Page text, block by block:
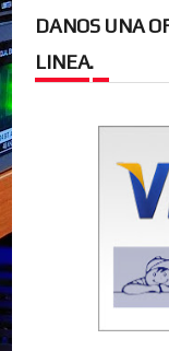
DANOS UNA
LINEA.